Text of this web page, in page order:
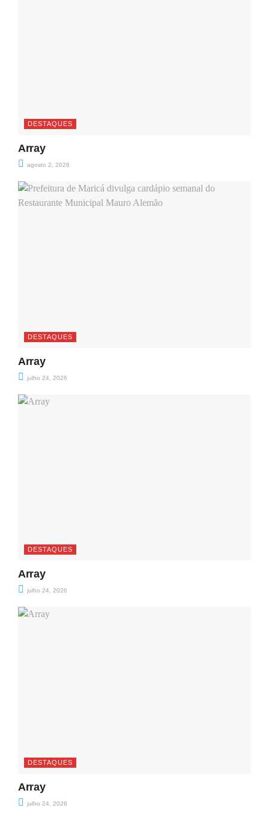
DESTAQUES
Array
agosto 2, 2026
DESTAQUES
Array
julho 24, 2026
DESTAQUES
Array
julho 24, 2026
DESTAQUES
Array
julho 24, 2026